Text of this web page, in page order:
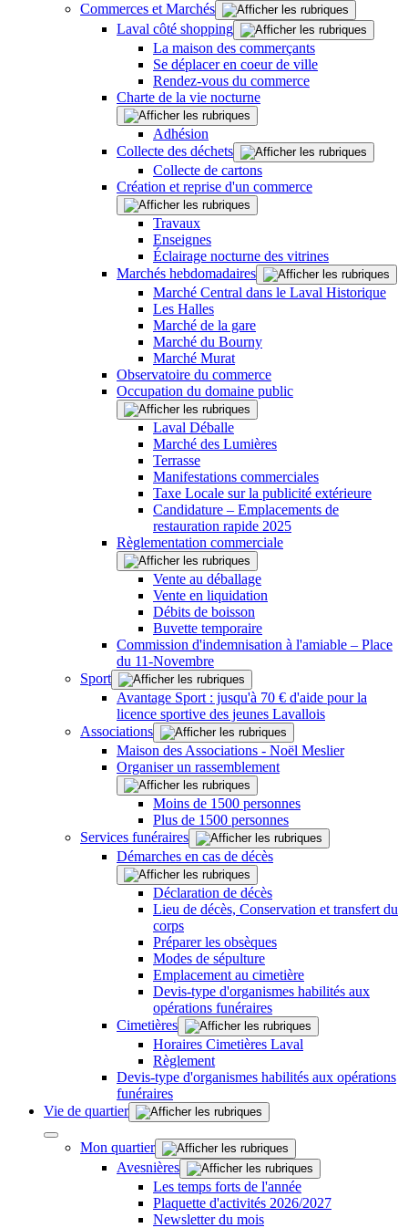
Commerces et Marchés
Laval côté shopping
La maison des commerçants
Se déplacer en coeur de ville
Rendez-vous du commerce
Charte de la vie nocturne
Adhésion
Collecte des déchets
Collecte de cartons
Création et reprise d'un commerce
Travaux
Enseignes
Éclairage nocturne des vitrines
Marchés hebdomadaires
Marché Central dans le Laval Historique
Les Halles
Marché de la gare
Marché du Bourny
Marché Murat
Observatoire du commerce
Occupation du domaine public
Laval Déballe
Marché des Lumières
Terrasse
Manifestations commerciales
Taxe Locale sur la publicité extérieure
Candidature – Emplacements de
restauration rapide 2025
Règlementation commerciale
Vente au déballage
Vente en liquidation
Débits de boisson
Buvette temporaire
Commission d'indemnisation à l'amiable – Place
du 11-Novembre
Sport
Avantage Sport : jusqu'à 70 € d'aide pour la
licence sportive des jeunes Lavallois
Associations
Maison des Associations - Noël Meslier
Organiser un rassemblement
Moins de 1500 personnes
Plus de 1500 personnes
Services funéraires
Démarches en cas de décès
Déclaration de décès
Lieu de décès, Conservation et transfert du
corps
Préparer les obsèques
Modes de sépulture
Emplacement au cimetière
Devis-type d'organismes habilités aux
opérations funéraires
Cimetières
Horaires Cimetières Laval
Règlement
Devis-type d'organismes habilités aux opérations
funéraires
Vie de quartier
Mon quartier
Avesnières
Les temps forts de l'année
Plaquette d'activités 2026/2027
Newsletter du mois